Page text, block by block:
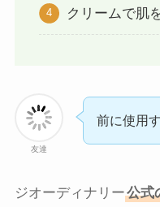
クリームで肌
友達
前に使用
ジオーディナリー公式